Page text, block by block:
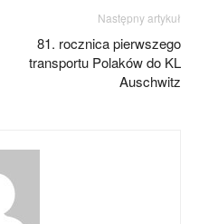
Następny artykuł
81. rocznica pierwszego
transportu Polaków do KL
Auschwitz